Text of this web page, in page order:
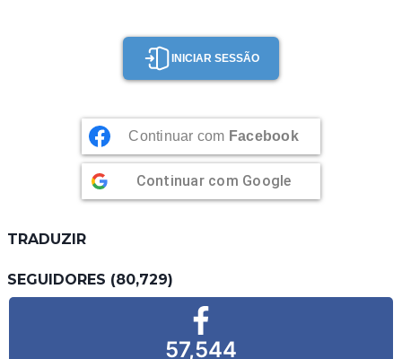
INICIAR SESSÃO
Continuar com Facebook
Continuar com Google
TRADUZIR
SEGUIDORES (80,729)
57,544